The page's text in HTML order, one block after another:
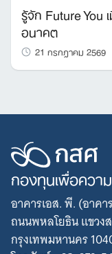
รู้จัก Future You
อนาคต
21 กรกฎาคม 2569
กองทุนเพื่อควา
อาคารเอส. พี. (อาคา
ถนนพหลโยธิน แขวง
กรุงเทพมหานคร